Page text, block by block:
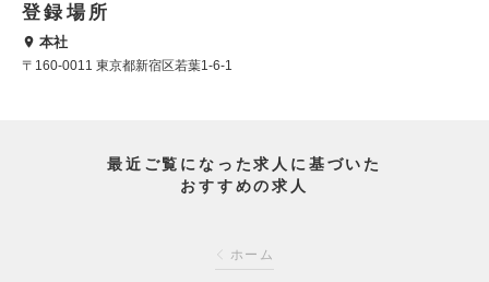
登録場所
本社
〒160-0011 東京都新宿区若葉1-6-1
最近ご覧になった求人に基づいた
おすすめの求人
ホーム